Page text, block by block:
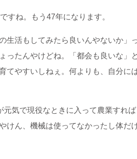
すね。もう47年になります。
生活もしてみたら良いんやないか」
ったんやけどね。「都会も良いな」
てやすいしねぇ。何よりも、自分に
気で現役なときに入って農業すれ
けん、機械は使ってなかったし体だ